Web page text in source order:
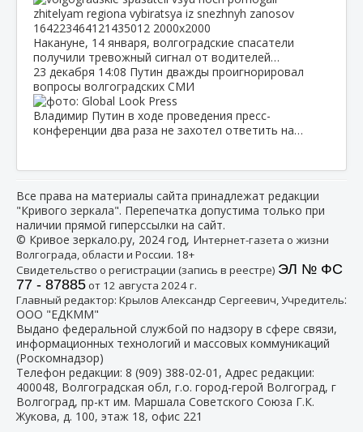
Накануне, 14 января, волгоградские спасатели
получили тревожный сигнал от водителей…
23 декабря 14:08 Путин дважды проигнорировал
вопросы волгоградских СМИ
Владимир Путин в ходе проведения пресс-
конференции два раза не захотел ответить на…
Все права на материалы сайта принадлежат редакции
"Кривого зеркала". Перепечатка допустима только при
наличии прямой гиперссылки на сайт.
© Кривое зеркало.ру, 2024 год, Интернет-газета о жизни
Волгограда, области и России. 18+
Свидетельство о регистрации (запись в реестре) ЭЛ № ФС
77 - 87885от 12 августа 2024 г.
Главный редактор: Крылов Александр Сергеевич, Учредитель:
ООО "ЕДКММ"
Выдано федеральной службой по надзору в сфере связи,
информационных технологий и массовых коммуникаций
(Роскомнадзор)
Телефон редакции: 8 (909) 388-02-01 , Адрес редакции:
400048, Волгоградская обл, г.о. город-герой Волгоград, г
Волгоград, пр-кт им. Маршала Советского Союза Г.К.
Жукова, д. 100, этаж 18, офис 221